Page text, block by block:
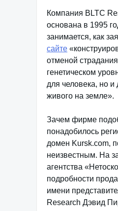
Компания BLTC
основана в 1995
занимается, как
сайте
отменой
генетическом
для человека, но и
живого на земле».
Зачем фирме
понадобилось
домен Kursk.com,
неизвестным. На
агентства
подробности
имени
Research Дэвид